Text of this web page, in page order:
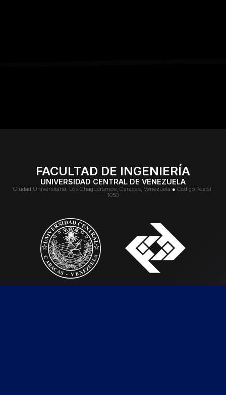
FACULTAD DE INGENIERÍA
UNIVERSIDAD CENTRAL DE VENEZUELA
Ciudad Universitaria, Los Chaguaramos, Caracas, Venezuela ● Código Postal:
1050